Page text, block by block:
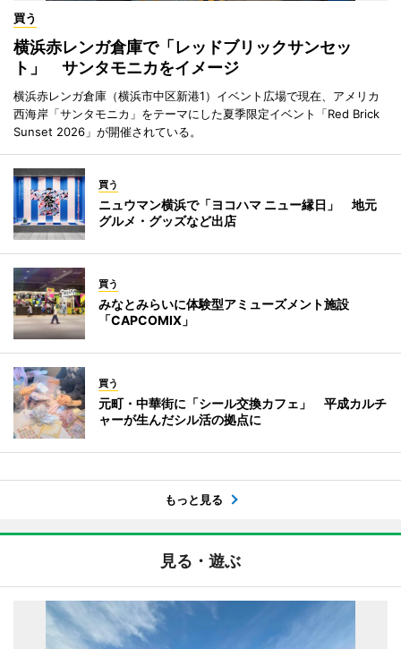
買う
横浜赤レンガ倉庫で「レッドブリックサンセッ
ト」 サンタモニカをイメージ
横浜赤レンガ倉庫（横浜市中区新港1）イベント広場で現在、アメリカ
西海岸「サンタモニカ」をテーマにした夏季限定イベント「Red Brick
Sunset 2026」が開催されている。
買う
ニュウマン横浜で「ヨコハマ ニュー縁日」 地元
グルメ・グッズなど出店
買う
みなとみらいに体験型アミューズメント施設
「CAPCOMIX」
買う
元町・中華街に「シール交換カフェ」 平成カルチ
ャーが生んだシル活の拠点に
もっと見る
見る・遊ぶ